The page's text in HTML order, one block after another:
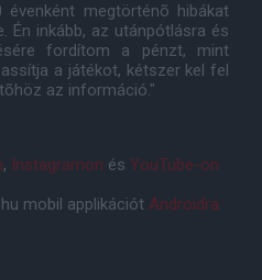
évenként megtörténõ hibákat
Én inkább, az utánpótlásra és
fordítom a pénzt, mint
a játékot, kétszer kel fel
az információ."
, Instagramon és YouTube-on
mobil applikációt Androidra